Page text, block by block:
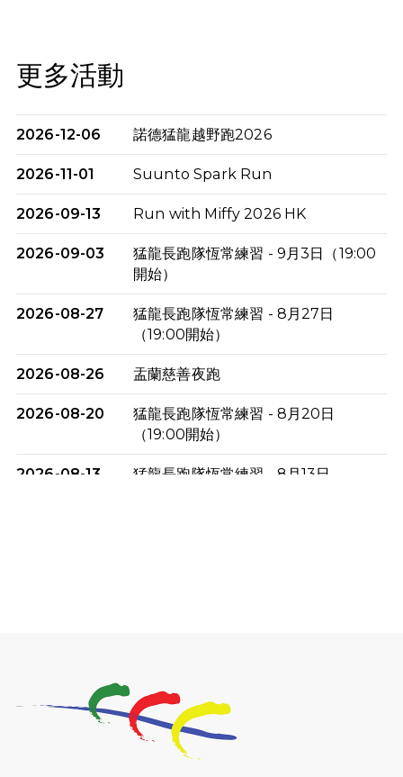
更多活動
2026-12-06 諾德猛龍越野跑2026
2026-11-01 Suunto Spark Run
2026-09-13 Run with Miffy 2026 HK
2026-09-03
猛龍長跑隊恆常練習 - 9月3日（19:00
開始）
2026-08-27
猛龍長跑隊恆常練習 - 8月27日
（19:00開始）
2026-08-26 盂蘭慈善夜跑
2026-08-20
猛龍長跑隊恆常練習 - 8月20日
（19:00開始）
2026-08-13
猛龍長跑隊恆常練習 - 8月13日
2026-07-23
猛龍長跑隊恆常練習 - 7月23日
（19:00開始）
猛龍長跑隊恆常練習 - 7月16日